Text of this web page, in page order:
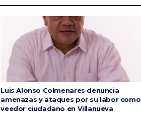
Luis Alonso Colmenares denuncia
amenazas y ataques por su labor como
veedor ciudadano en Villanueva